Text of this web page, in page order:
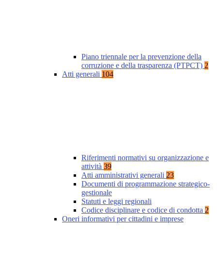
Piano triennale per la prevenzione della
corruzione e della trasparenza (PTPCT) 2
Atti generali 104
Riferimenti normativi su organizzazione e
attività 39
Atti amministrativi generali 23
Documenti di programmazione strategico-
gestionale
Statuti e leggi regionali
Codice disciplinare e codice di condotta 2
Oneri informativi per cittadini e imprese